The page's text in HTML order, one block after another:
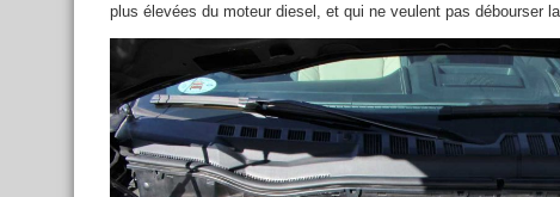
plus élevées du moteur diesel, et qui ne veulent pas débourser